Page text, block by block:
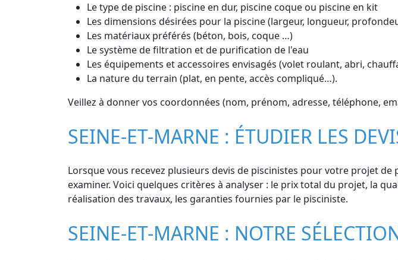
Le type de piscine : piscine en dur, piscine coque ou piscine en kit
Les dimensions désirées pour la piscine (largeur, longueur,
Les matériaux préférés (béton, bois, coque …)
Le système de filtration et de purification de l'eau
Les équipements et accessoires envisagés (volet roulant, abri,
La nature du terrain (plat, en pente, accès compliqué…).
Veillez à donner vos coordonnées (nom, prénom, adresse, téléphone,
SEINE-ET-MARNE : ÉTUDIER LES
Lorsque vous recevez plusieurs devis de piscinistes pour votre projet
examiner. Voici quelques critères à analyser : le prix total du projet, la
réalisation des travaux, les garanties fournies par le pisciniste.
SEINE-ET-MARNE : NOTRE